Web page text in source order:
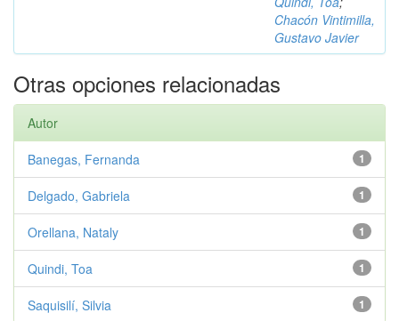
Chacón Vintimilla,
Gustavo Javier
Otras opciones relacionadas
Autor
1
Banegas, Fernanda
1
Delgado, Gabriela
1
Orellana, Nataly
1
Quindi, Toa
1
Saquisilí, Silvia